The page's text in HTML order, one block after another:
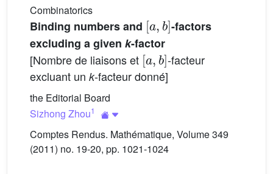
Combinatorics
Binding numbers and
[ b]
-factors
excluding a given k-factor
[Nombre de liaisons et[a,b]-facteur
excluant un k-facteur donné]
the Editorial Board
Sizhong Zhou1
Comptes Rendus. Mathématique, Volume 349
(2011) no. 19-20, pp. 1021-1024